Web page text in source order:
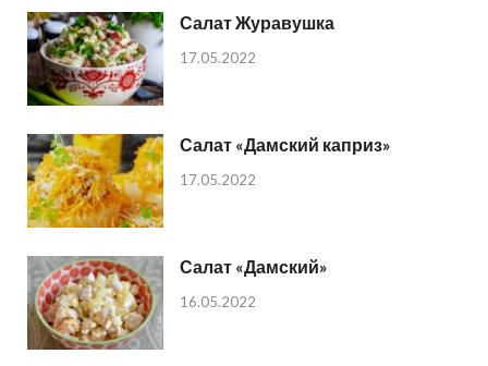
Салат Журавушка
17.05.2022
Салат «Дамский каприз»
17.05.2022
Салат «Дамский»
16.05.2022